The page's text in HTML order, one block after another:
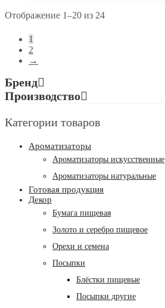
Отображение 1–20 из 24
1
2
→
Бренд
Производство
Категории товаров
Ароматизаторы
Ароматизаторы искусственные
Ароматизаторы натуральные
Готовая продукция
Декор
Бумага пищевая
Золото и серебро пищевое
Орехи и семена
Посыпки
Блёстки пищевые
Посыпки другие